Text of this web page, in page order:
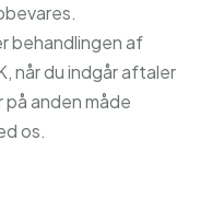
behandlingen af
når du indgår aftaler
på anden måde
os.